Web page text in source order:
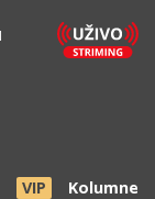
VIP Kolumne